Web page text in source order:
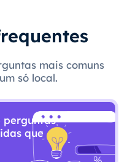
mais comuns
só local.
perguntas
que